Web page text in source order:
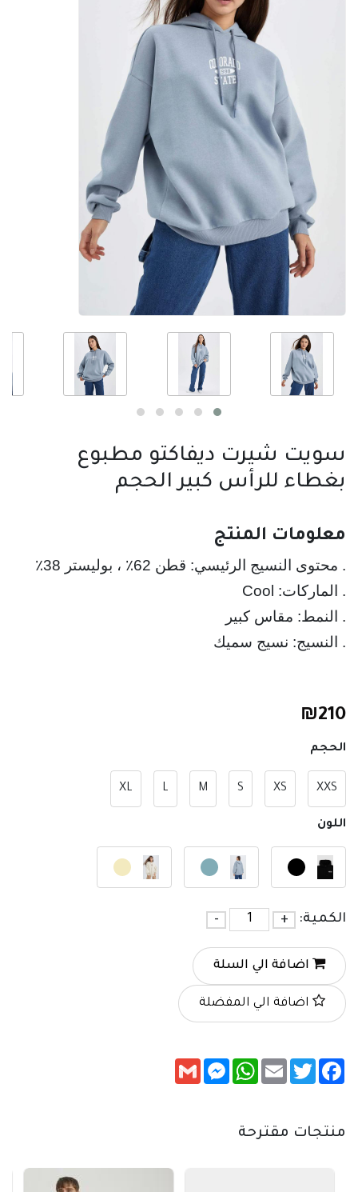
سويت شيرت ديفاكتو مطبوع
بغطاء للرأس كبير الحجم
معلومات المنتج
. النسيج: نسيج سميك
₪210
الحجم
XXS
XS
S
M
L
XL
اللون
الكمية: +
-
اضافة الي السلة
اضافة الي المفضلة
Facebook
Twitter
Email
WhatsApp
Messenger
Gmail
منتجات مقترحة